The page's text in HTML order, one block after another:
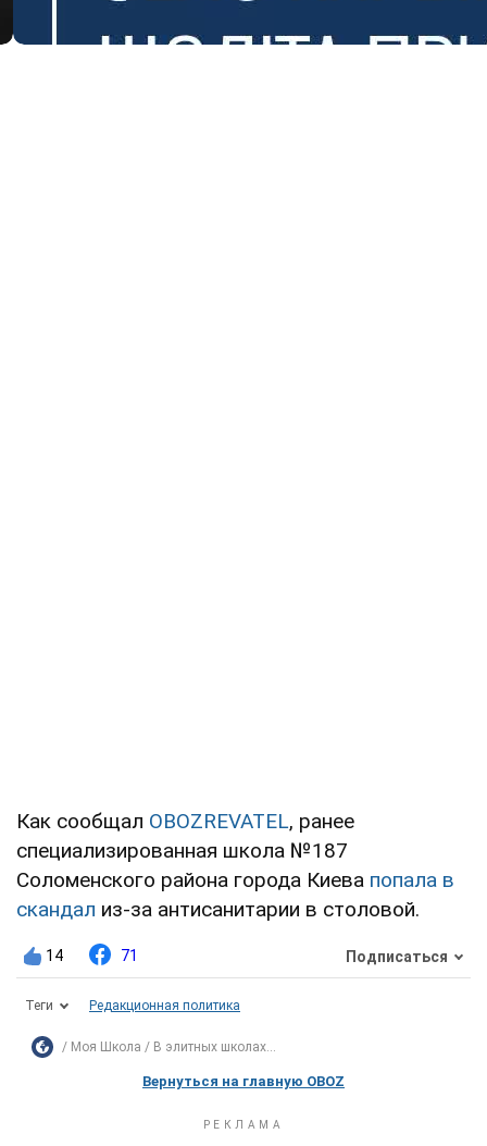
Как сообщал OBOZREVATEL, ранее
специализированная школа №187
Соломенского района города Киева попала в
скандал из-за антисанитарии в столовой.
14 71 Подписаться
Теги Редакционная политика
Моя Школа В элитных школах...
Вернуться на главную OBOZ